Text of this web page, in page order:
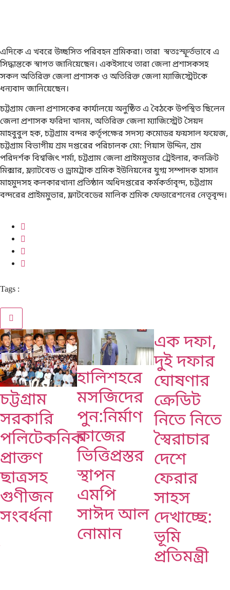
এদিকে এ খবরে উচ্ছসিত পরিবহন শ্রমিকরা। তারা স্বতঃস্ফূর্তভাবে এ
সিদ্ধান্তকে স্বাগত জানিয়েছেন। একইসাথে তারা জেলা প্রশাসকসহ
সকল অতিরিক্ত জেলা প্রশাসক ও অতিরিক্ত জেলা ম্যাজিস্ট্রেটকে
ধন্যবাদ জানিয়েছেন।
চট্টগ্রাম জেলা প্রশাসকের কার্যালয়ে অনুষ্ঠিত এ বৈঠকে উপস্থিত ছিলেন
জেলা প্রশাসক ফরিদা খানম, অতিরিক্ত জেলা ম্যাজিস্ট্রেট সৈয়দ
মাহবুবুল হক, চট্টগ্রাম বন্দর কর্তৃপক্ষের সদস্য কমোডর ফয়সাল ফয়েজ,
চট্টগ্রাম বিভাগীয় শ্রম দপ্তরের পরিচালক মো: গিয়াস উদ্দিন, শ্রম
পরিদর্শক বিশ্বজিৎ শর্মা, চট্টগ্রাম জেলা প্রাইমমুভার ট্রেইলার, কনক্রিট
মিক্সার, ফ্ল্যাটবেড ও ড্রামট্রাক শ্রমিক ইউনিয়নের যুগ্ম সম্পাদক হাসান
মাহমুদসহ কলকারখানা প্রতিষ্ঠান অধিদপ্তরের কর্মকর্তাবৃন্দ, চট্টগ্রাম
বন্দরের প্রাইমমুভার, ফ্লাটবেডের মালিক শ্রমিক ফেডারেশনের নেতৃবৃন্দ।
Tags :
চট্টগ্রাম
সরকারি
পলিটেকনিক
প্রাক্তণ
ছাত্রসহ
গুণীজন
সংবর্ধনা
হালিশহরে
মসজিদের
পুন:নির্মাণ
কাজের
ভিত্তিপ্রস্তর
স্থাপন
এমপি
সাঈদ আল
নোমান ‎
এক দফা,
দুই দফার
ঘোষণার
ক্রেডিট
নিতে নিতে
স্বৈরাচার
দেশে
ফেরার
সাহস
দেখাচ্ছে:
ভূমি
প্রতিমন্ত্রী